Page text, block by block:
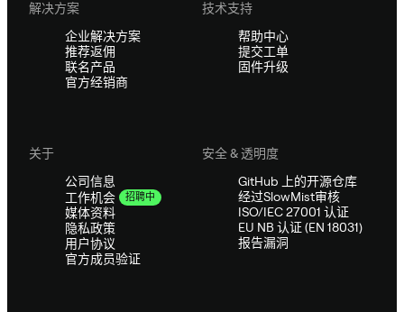
解决方案
企业解决方案
推荐返佣
联名产品
官方经销商
技术支持
帮助中心
提交工单
固件升级
关于
公司信息
工作机会
招聘中
媒体资料
隐私政策
用户协议
官方成员验证
安全 & 透明度
GitHub 上的开源仓库
经过SlowMist审核
ISO/IEC 27001 认证
EU NB 认证 (EN 18031)
报告漏洞